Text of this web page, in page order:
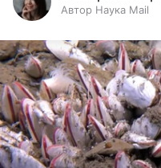
Автор Наука Mail